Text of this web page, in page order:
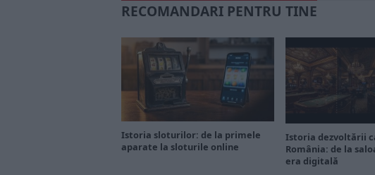
RECOMANDARI PENTRU TINE
Istoria sloturilor: de la primele
aparate la sloturile online
Istoria dezvoltării
România: de la
era digitală